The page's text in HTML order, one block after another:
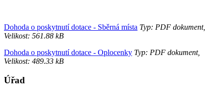
Dohoda o poskytnutí dotace - Sběrná místa Typ: PDF dokument,
Velikost: 561.88 kB
Dohoda o poskytnutí dotace - Oplocenky Typ: PDF dokument,
Velikost: 489.33 kB
Úřad